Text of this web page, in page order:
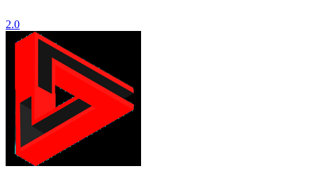
2.0